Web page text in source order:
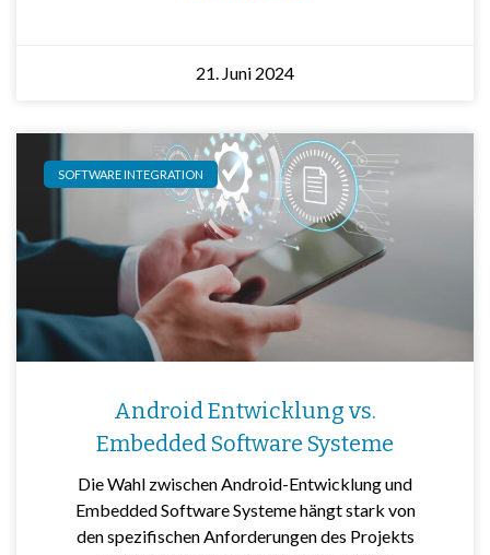
21. Juni 2024
SOFTWARE INTEGRATION
Android Entwicklung vs.
Embedded Software Systeme
Die Wahl zwischen Android-Entwicklung und
Embedded Software Systeme hängt stark von
den spezifischen Anforderungen des Projekts